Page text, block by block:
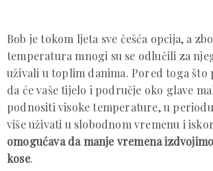
Bob je tokom ljeta sve češća opcija, a
temperatura mnogi su se odlučili za
uživali u toplim danima. Pored toga što
da će vaše tijelo i područje oko glave
podnositi visoke temperature, u
više uživati u slobodnom vremenu i
omogućava da manje vremena
kose.